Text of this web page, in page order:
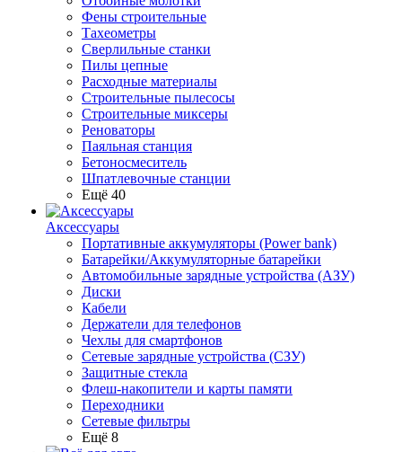
Фены строительные
Тахеометры
Сверлильные станки
Пилы цепные
Расходные материалы
Строительные пылесосы
Строительные миксеры
Реноваторы
Паяльная станция
Бетоносмеситель
Шпатлевочные станции
Ещё 40
Аксессуары
Портативные аккумуляторы (Power bank)
Батарейки/Аккумуляторные батарейки
Автомобильные зарядные устройства (АЗУ)
Диски
Кабели
Держатели для телефонов
Чехлы для смартфонов
Сетевые зарядные устройства (СЗУ)
Защитные стекла
Флеш-накопители и карты памяти
Переходники
Сетевые фильтры
Ещё 8